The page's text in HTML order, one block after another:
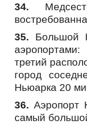
34.
35. Большой
третий
город
Ньюарка 20
36. Аэропорт
самый